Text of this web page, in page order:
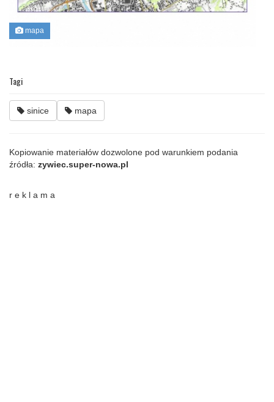
mapa
Tagi
sinice mapa
Kopiowanie materiałów dozwolone pod warunkiem podania
źródła: zywiec.super-nowa.pl
r e k l a m a